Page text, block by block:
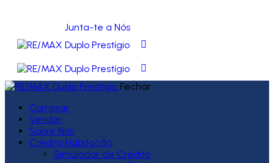
Junta-te a Nós
Fechar
Comprar
Vender
Sobre Nós
Crédito Habitação
Simulador de Crédito